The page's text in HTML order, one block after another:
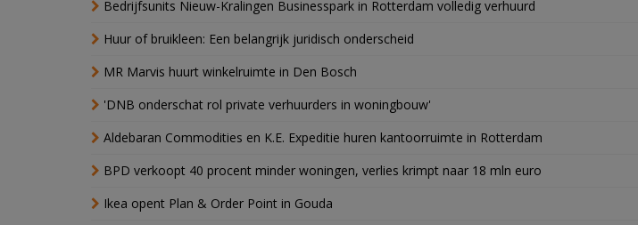
Bedrijfsunits Nieuw-Kralingen Businesspark in Rotterdam volledig verhuurd
Huur of bruikleen: Een belangrijk juridisch onderscheid
MR Marvis huurt winkelruimte in Den Bosch
'DNB onderschat rol private verhuurders in woningbouw'
Aldebaran Commodities en K.E. Expeditie huren kantoorruimte in Rotterdam
BPD verkoopt 40 procent minder woningen, verlies krimpt naar 18 mln euro
Ikea opent Plan & Order Point in Gouda